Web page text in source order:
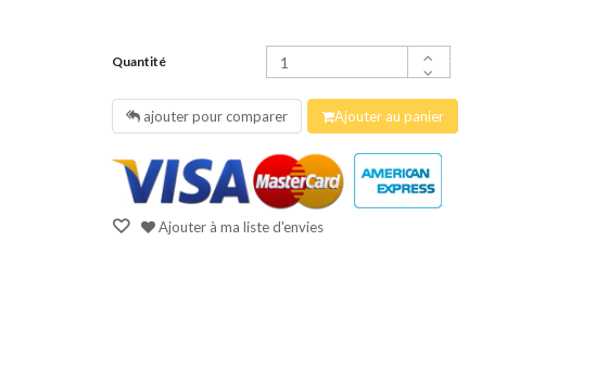
Quantité
ajouter pour comparer Ajouter au panier
Ajouter à ma liste d'envies